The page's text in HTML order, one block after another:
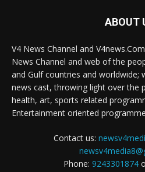
ABOUT
V4 News Channel and
News Channel and web of the
and Gulf countries and worldwide;
news cast, throwing light over the
health, art, sports related
Entertainment oriented
Contact us:
Phone: 9243301874